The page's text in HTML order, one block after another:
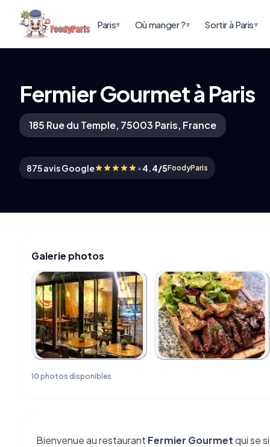
Paris▾ Où manger ?▾ Sortir à Paris▾
Fermier Gourmet à Paris
185 Rue du Temple, 75003 Paris, France
875 avis Google •4.4/5FoodyParis
Galerie photos
10 photos disponibles
Bienvenue au restaurant Fermier Gourmetqui se